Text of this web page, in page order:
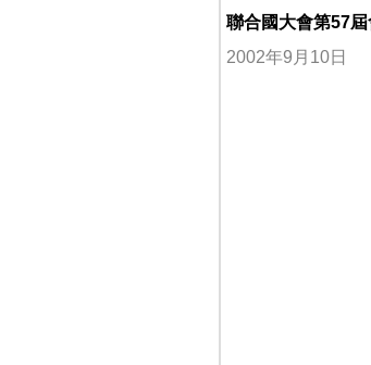
聯合國大會第57
2002年9月10日